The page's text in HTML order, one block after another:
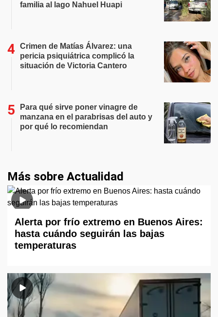
familia al lago Nahuel Huapi
Crimen de Matías Álvarez: una
pericia psiquiátrica complicó la
situación de Victoria Cantero
Para qué sirve poner vinagre de
manzana en el parabrisas del auto y
por qué lo recomiendan
Más sobre Actualidad
Alerta por frío extremo en Buenos Aires:
hasta cuándo seguirán las bajas
temperaturas